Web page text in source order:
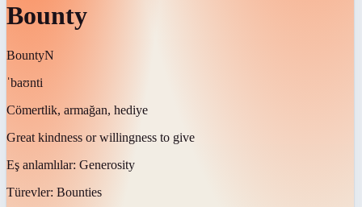
Bounty
BountyN
ˈbaʊnti
Cömertlik, armağan, hediye
Great kindness or willingness to give
Eş anlamlılar: Generosity
Türevler: Bounties